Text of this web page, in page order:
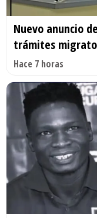
Nuevo anuncio
trámites
Hace 7 horas